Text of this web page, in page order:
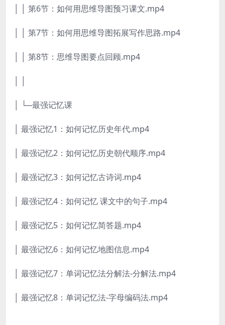
│ │ 第6节：如何用思维导图预习课文.mp4
│ │ 第7节：如何用思维导图拓展写作思路.mp4
│ │ 第8节：思维导图要点回顾.mp4
│ └─最强记忆课
│ 最强记忆1：如何记忆历史年代.mp4
│ 最强记忆2：如何记忆历史朝代顺序.mp4
│ 最强记忆3：如何记忆古诗词.mp4
│ 最强记忆4：如何记忆 课文中的句子.mp4
│ 最强记忆5：如何记忆简答题.mp4
│ 最强记忆6：如何记忆地图信息.mp4
│ 最强记忆7：单词记忆法分解法-分解法.mp4
│ 最强记忆8：单词记忆法-字母编码法.mp4